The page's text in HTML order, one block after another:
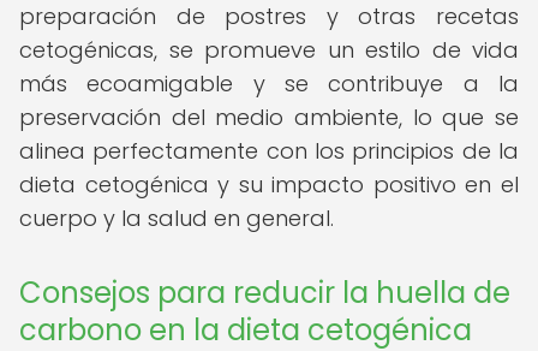
preparación de postres y otras recetas
cetogénicas, se promueve un estilo de vida
más ecoamigable y se contribuye a la
preservación del medio ambiente, lo que se
alinea perfectamente con los principios de la
dieta cetogénica y su impacto positivo en el
cuerpo y la salud en general.
Consejos para reducir la huella de
carbono en la dieta cetogénica